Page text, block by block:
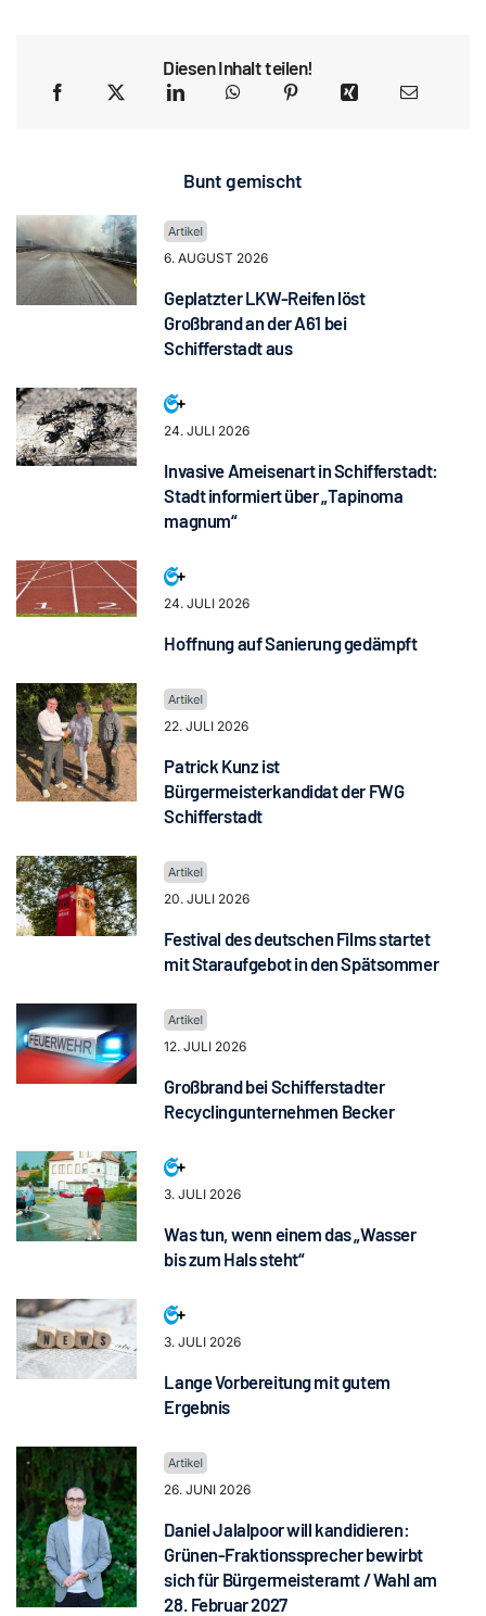
Diesen Inhalt teilen!
Bunt gemischt
6. AUGUST 2026
Geplatzter LKW-Reifen löst
Großbrand an der A61 bei
Schifferstadt aus
24. JULI 2026
Invasive Ameisenart in Schifferstadt:
Stadt informiert über „Tapinoma
magnum“
24. JULI 2026
Hoffnung auf Sanierung gedämpft
22. JULI 2026
Patrick Kunz ist
Bürgermeisterkandidat der FWG
Schifferstadt
20. JULI 2026
Festival des deutschen Films startet
mit Staraufgebot in den Spätsommer
12. JULI 2026
Großbrand bei Schifferstadter
Recyclingunternehmen Becker
3. JULI 2026
Was tun, wenn einem das „Wasser
bis zum Hals steht“
3. JULI 2026
Lange Vorbereitung mit gutem
Ergebnis
26. JUNI 2026
Daniel Jalalpoor will kandidieren:
Grünen-Fraktionssprecher bewirbt
sich für Bürgermeisteramt / Wahl am
28. Februar 2027